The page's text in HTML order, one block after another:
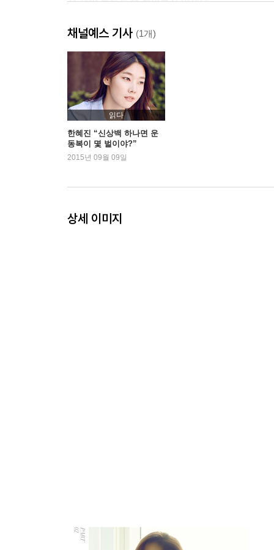
79 오, 나의 사랑스러운 ‘공자’!
82 한혜진의 홈짐을 소개합니다
84 I ♥ home gym 나의 운동 친구들
86 체중계가 독? 나는 약이라고 생각해
90 ‘가집녀’ 말고 ‘엉집녀’가 돼야 하는 이유
94 알통 있는 여자가 더 예뻐!
98 여자인 내가 〈맨즈헬스〉를 보는 이유
106 자전거 여행에 동참하실래요?
110 자외선 사랑 설명서
127 헐렁이 티셔츠는 개나 줘버려
230 거친 주스가 답이다
234 I ♥ my juice recipe 단골 주스 11
채널예스 기사 (1개)
읽다
한혜진 “신상백 하나면 운
동복이 몇 벌이야?”
2015년 09월 09일
상세 이미지